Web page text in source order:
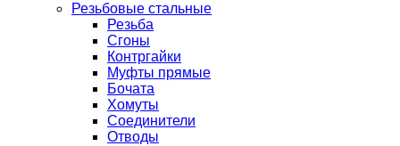
Резьбовые стальные
Резьба
Сгоны
Контргайки
Муфты прямые
Бочата
Хомуты
Соединители
Отводы